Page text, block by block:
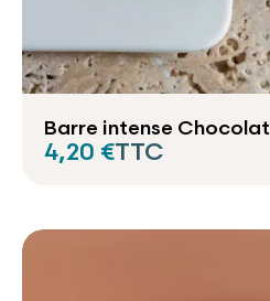
Barre intense Chocolat
4,20 €TTC